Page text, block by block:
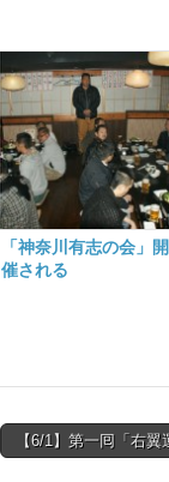
「神奈川有志の会」開
催される
【6/1】第一囘「右